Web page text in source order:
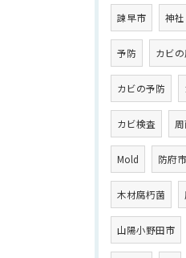
諫早市 神社
予防 カビ
カビの予防
カビ検査
Mold 防府市
木材腐朽菌
山陽小野田市